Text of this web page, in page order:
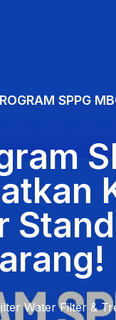
SPPG
Water Filter &